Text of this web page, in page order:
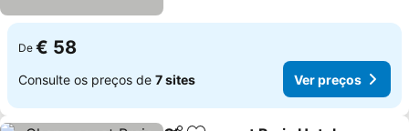
De € 58
Consulte os preços de 7 sites Ver preços